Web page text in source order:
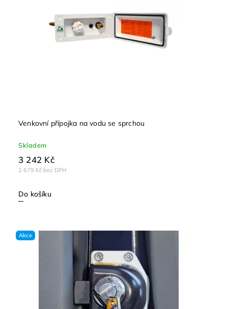
Venkovní přípojka na vodu se sprchou
Skladem
2 679 Kč bez DPH
3 242 Kč
Do košíku
Akce